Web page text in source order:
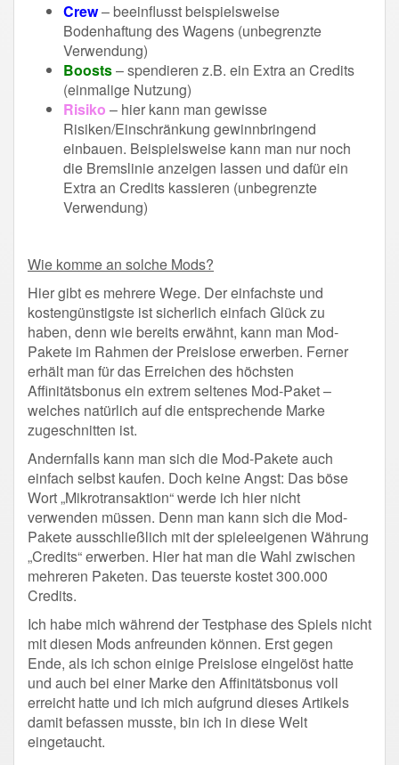
Crew– beeinflusst beispielsweise
Bodenhaftung des Wagens (unbegrenzte
Verwendung)
Boosts– spendieren z.B. ein Extra an Credits
(einmalige Nutzung)
Risiko – hier kann man gewisse
Risiken/Einschränkung gewinnbringend
einbauen. Beispielsweise kann man nur noch
die Bremslinie anzeigen lassen und dafür ein
Extra an Credits kassieren (unbegrenzte
Verwendung)
Wie komme an solche Mods?
Hier gibt es mehrere Wege. Der einfachste und
kostengünstigste ist sicherlich einfach Glück zu
haben, denn wie bereits erwähnt, kann man Mod-
Pakete im Rahmen der Preislose erwerben. Ferner
erhält man für das Erreichen des höchsten
Affinitätsbonus ein extrem seltenes Mod-Paket –
welches natürlich auf die entsprechende Marke
zugeschnitten ist.
Andernfalls kann man sich die Mod-Pakete auch
einfach selbst kaufen. Doch keine Angst: Das böse
Wort „Mikrotransaktion“ werde ich hier nicht
verwenden müssen. Denn man kann sich die Mod-
Pakete ausschließlich mit der spieleeigenen Währung
„Credits“ erwerben. Hier hat man die Wahl zwischen
mehreren Paketen. Das teuerste kostet 300.000
Credits.
Ich habe mich während der Testphase des Spiels nicht
mit diesen Mods anfreunden können. Erst gegen
Ende, als ich schon einige Preislose eingelöst hatte
und auch bei einer Marke den Affinitätsbonus voll
erreicht hatte und ich mich aufgrund dieses Artikels
damit befassen musste, bin ich in diese Welt
eingetaucht.